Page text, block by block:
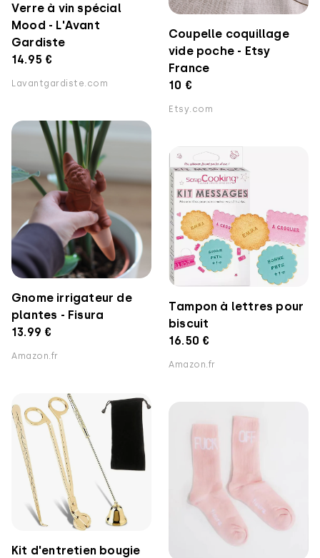
Coupelle coquillage
vide poche - Etsy
France
10 €
Etsy.com
Verre à vin spécial
Mood - L'Avant
Gardiste
14.95 €
Lavantgardiste.com
Gnome irrigateur de
plantes - Fisura
13.99 €
Amazon.fr
Tampon à lettres pour
biscuit
16.50 €
Amazon.fr
Kit d'entretien bougie